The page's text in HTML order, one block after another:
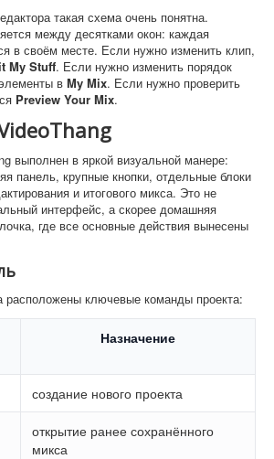
такая схема очень понятна.
между десятками окон: каждая
в своём месте. Если нужно изменить клип,
My Stuff. Если нужно изменить порядок
в My Mix. Если нужно проверить
Preview Your Mix.
выполнен в яркой визуальной манере:
панель, крупные кнопки, отдельные блоки
и итогового микса. Это не
интерфейс, а скорее домашняя
где все основные действия вынесены
расположены ключевые команды проекта:
Назначение
создание нового проекта
открытие ранее сохранённого
микса